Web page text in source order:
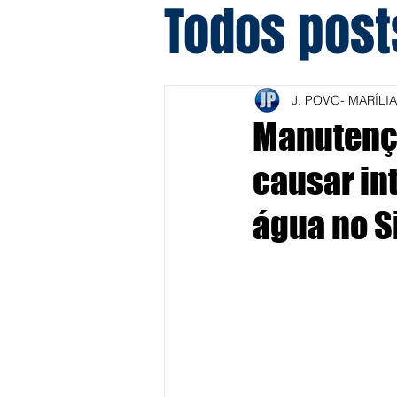
Todos
causar
água no
J. POVO- MARÍLIA